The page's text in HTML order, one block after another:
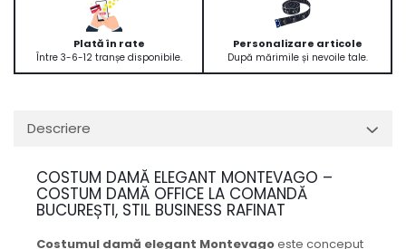
Plată în rate
Între 3-6-12 tranșe disponibile.
Personalizare articole
După mărimile și nevoile tale.
Descriere
COSTUM DAMĂ ELEGANT MONTEVAGO –
COSTUM DAMĂ OFFICE LA COMANDĂ
BUCUREȘTI, STIL BUSINESS RAFINAT
Costumul damă elegant Montevagoeste conceput